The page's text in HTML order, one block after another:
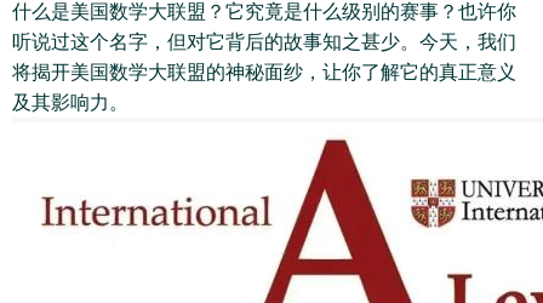
什么是美国数学大联盟？它究竟是什么级别的赛事？也许你
听说过这个名字，但对它背后的故事知之甚少。今天，我们
将揭开美国数学大联盟的神秘面纱，让你了解它的真正意义
及其影响力。